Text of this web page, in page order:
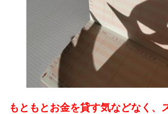
もともとお金を貸す気などなく、